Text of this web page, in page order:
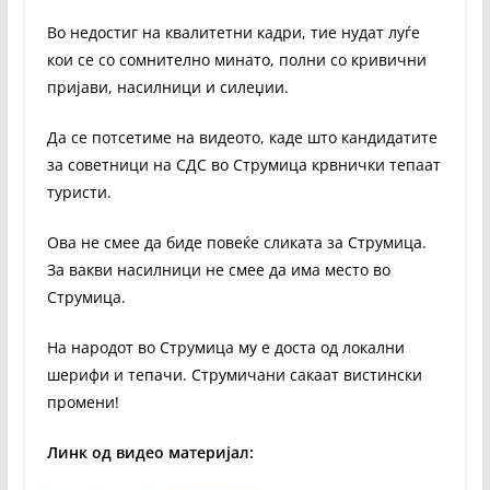
Во недостиг на квалитетни кадри, тие нудат луѓе
кои се со сомнително минато, полни со кривични
пријави, насилници и силеџии.
Да се потсетиме на видеото, каде што кандидатите
за советници на СДС во Струмица крвнички тепаат
туристи.
Ова не смее да биде повеќе сликата за Струмица.
За вакви насилници не смее да има место во
Струмица.
На народот во Струмица му е доста од локални
шерифи и тепачи. Струмичани сакаат вистински
промени!
Линк од видео материјал: